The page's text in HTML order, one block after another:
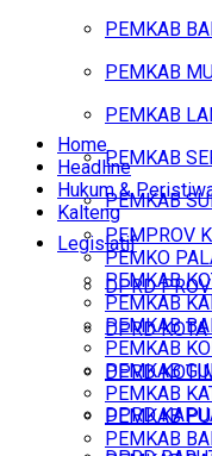
PEMKAB
PEMKAB
PEMKAB
PEMKAB
PEMKAB
Legislatif
DPRD
DPRD KOTA
DPRD
DPRD
Home
Headline
Hukum &
Kalteng
PEMPROV
PEMKO
PEMKAB
PEMKAB
PEMKAB
PEMKAB
PEMKAB
PEMKAB
PEMKAB
PEMKAB